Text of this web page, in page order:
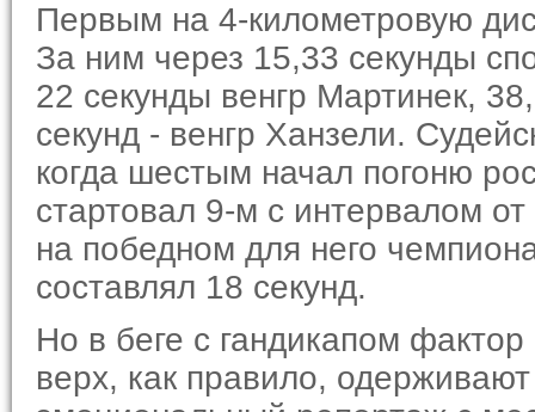
Первым на 4-километровую
За ним через 15,33 секунды
22 секунды венгр Мартинек,
секунд - венгр Ханзели.
когда шестым начал погоню
стартовал 9-м с интервалом
на победном для него
составлял 18 секунд.
Но в беге с гандикапом
верх, как правило,